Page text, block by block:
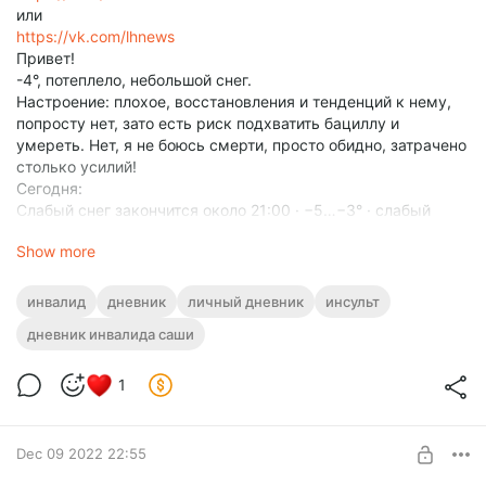
или
https://vk.com/lhnews
Привет!
-4°, потеплело, небольшой снег.
Настроение: плохое, восстановления и тенденций к нему,
попросту нет, зато есть риск подхватить бациллу и
умереть. Нет, я не боюсь смерти, просто обидно, затрачено
столько усилий!
Сегодня:
Слабый снег закончится около 21:00 · −5⁠…⁠−3⁠° · слабый
Впереди второй выходной — бритье и мойка.
Хочу проверить ещё одну теорию, что всё от нагрузок.
вопросов!
Отступление войск РФ нелогично!
Что является целью СВО?
Show more
инвалид дневник личный дневник
инсульт
дневник инвалида саши
1
Dec 09 2022 22:55